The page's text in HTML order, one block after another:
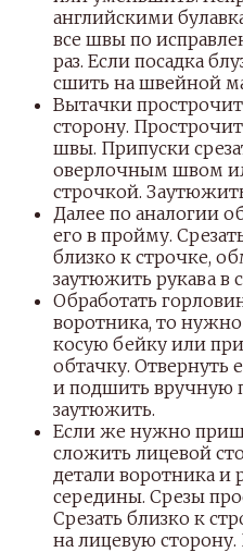
английскими
все швы по
раз. Если посадка
сшить на швейной
Вытачки
сторону.
швы. Припуски
оверлочным швом
строчкой.
Далее по аналогии
его в пройму.
близко к строчке,
заутюжить рукава в
Обработать
воротника, то
косую бейку или
обтачку. Отвернуть
и подшить вручную
заутюжить.
Если же нужно
сложить лицевой
детали воротника и
середины. Срезы
Срезать близко к
на лицевую